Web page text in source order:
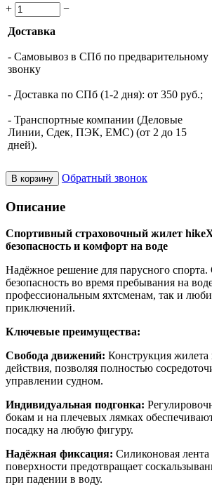
+
−
Доставка
- Самовывоз в СПб по предварительному
звонку
- Доставка по СПб (1-2 дня): от 350 руб.;
- Транспортные компании (Деловые
Линии, Сдек, ПЭК, ЕМС) (от 2 до 15
дней).
В корзину Обратный звонок
Описание
Спортивный страховочный жилет
безопасность и комфорт на воде
Надёжное решение для парусного спорта.
безопасность во время пребывания на
профессиональным яхтсменам, так и
приключений.
Ключевые преимущества:
Свобода движений: Конструкция жилета
действия, позволяя полностью
управлении судном.
Индивидуальная подгонка:
бокам и на плечевых лямках
посадку на любую фигуру.
Надёжная фиксация: Силиконовая
поверхности предотвращает
при падении в воду.